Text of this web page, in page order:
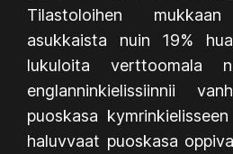
Tilastoloihen
asukkaista nuin 19%
lukuloita verttoomala
englanninkielissiinnii
puoskasa
haluvvaat puoskasa